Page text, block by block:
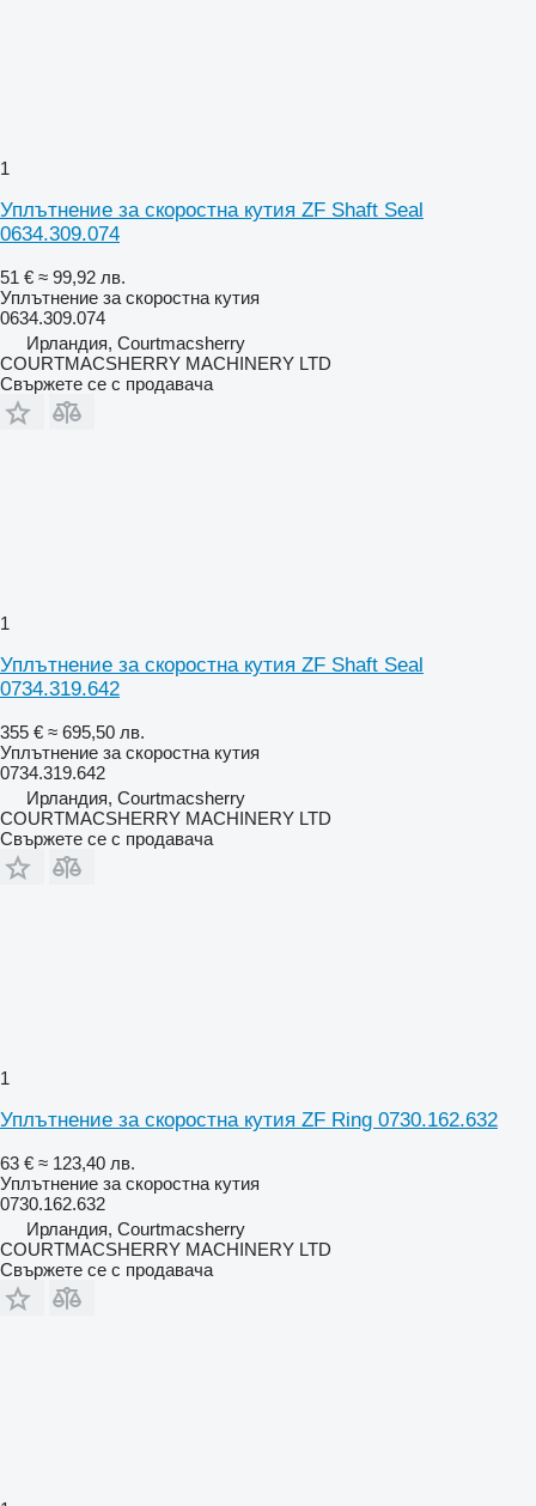
1
Уплътнение за скоростна кутия ZF Shaft Seal
0634.309.074
51 € ≈ 99,92 лв.
Уплътнение за скоростна кутия
0634.309.074
Ирландия, Courtmacsherry
COURTMACSHERRY MACHINERY LTD
Свържете се с продавача
1
Уплътнение за скоростна кутия ZF Shaft Seal
0734.319.642
355 € ≈ 695,50 лв.
Уплътнение за скоростна кутия
0734.319.642
Ирландия, Courtmacsherry
COURTMACSHERRY MACHINERY LTD
Свържете се с продавача
1
Уплътнение за скоростна кутия ZF Ring 0730.162.632
63 € ≈ 123,40 лв.
Уплътнение за скоростна кутия
0730.162.632
Ирландия, Courtmacsherry
COURTMACSHERRY MACHINERY LTD
Свържете се с продавача